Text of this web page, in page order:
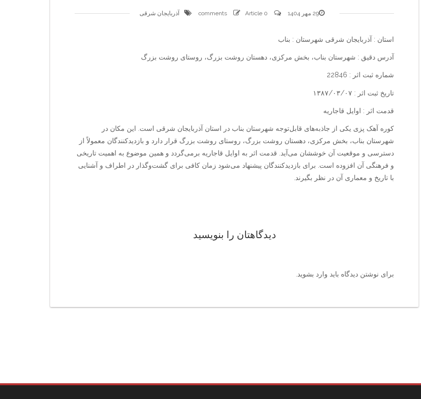
29 مهر 1404 0 comments
Article آذربایجان شرقی
استان : آذربایجان شرقی شهرستان : بناب
آدرس دقیق : شهرستان بناب، بخش مرکزی، دهستان روشت بزرگ، روستای روشت بزرگ
شماره ثبت اثر : 22846
تاریخ ثبت اثر : ۱۳۸۷/۰۳/۰۷
قدمت اثر : اوایل قاجاریه
کوره آهک پزی یکی از جاذبه‌های قابل‌توجه شهرستان بناب در استان آذربایجان شرقی است. این مکان در
شهرستان بناب، بخش مرکزی، دهستان روشت بزرگ، روستای روشت بزرگ قرار دارد و بازدیدکنندگان معمولاً از
دسترسی و موقعیت آن خوششان می‌آید. قدمت اثر به اوایل قاجاریه برمی‌گردد و همین موضوع به اهمیت تاریخی
و فرهنگی آن افزوده است. برای بازدیدکنندگان پیشنهاد می‌شود زمان کافی برای گشت‌وگذار در اطراف و آشنایی
با تاریخ و معماری آن در نظر بگیرند.
دیدگاهتان را بنویسید
برای نوشتن دیدگاه باید وارد بشوید